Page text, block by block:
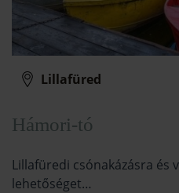
Lillafüred
Hámori-tó
Lillafüredi csónakázásra és
lehetőséget…